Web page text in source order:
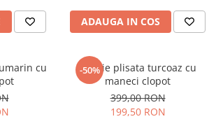
ADAUGA IN COS
cu
-50%
Rochie plisata turcoaz cu
maneci clopot
399,00 RON
199,50 RON